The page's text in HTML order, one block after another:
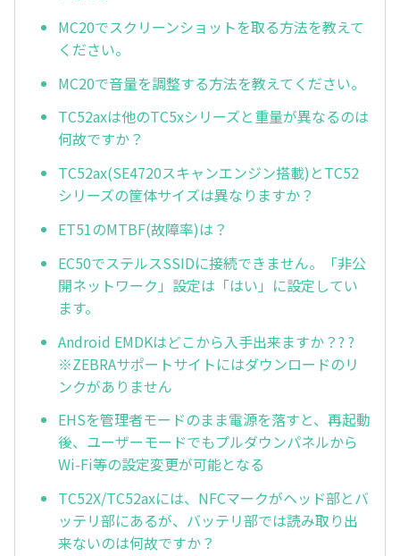
MC20でスクリーンショットを取る方法を教えて
ください。
MC20で音量を調整する方法を教えてください。
TC52axは他のTC5xシリーズと重量が異なるのは
何故ですか？
TC52ax(SE4720スキャンエンジン搭載)とTC52
シリーズの筐体サイズは異なりますか？
ET51のMTBF(故障率)は？
EC50でステルスSSIDに接続できません。「非公
開ネットワーク」設定は「はい」に設定してい
ます。
Android EMDKはどこから入手出来ますか？? ?
※ZEBRAサポートサイトにはダウンロードのリ
ンクがありません
EHSを管理者モードのまま電源を落すと、再起動
後、ユーザーモードでもプルダウンパネルから
Wi-Fi等の設定変更が可能となる
TC52X/TC52axには、NFCマークがヘッド部とバ
ッテリ部にあるが、バッテリ部では読み取り出
来ないのは何故ですか？